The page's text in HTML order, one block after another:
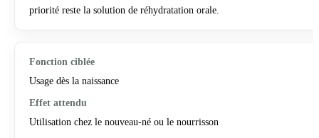
priorité reste la solution de réhydratation orale.
Usage dès la naissance
Utilisation chez le nouveau-né ou le nourrisson